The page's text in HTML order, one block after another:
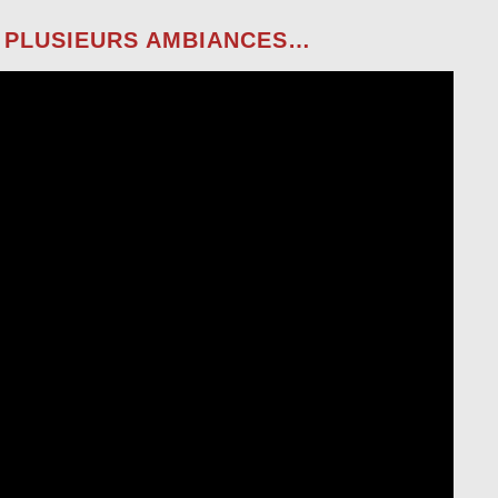
AMBIANCES…